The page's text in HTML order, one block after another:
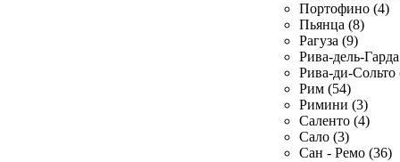
Портофино (4)
Пьянца (8)
Рагуза (9)
Рива-дель-
Рива-ди-Сольто
Рим (54)
Римини (3)
Саленто (4)
Сало (3)
Сан - Ремо (36)